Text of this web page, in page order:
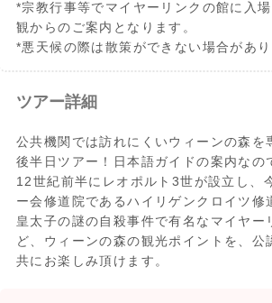
*宗教行事等でマイヤーリンクの館に入
観からのご案内となります。
*悪天候の際は散策ができない場合があり
ツアー詳細
公共機関では訪れにくいウィーンの森を
後半日ツアー！日本語ガイドの案内なの
12世紀前半にレオポルト3世が設立し、
ー会修道院であるハイリゲンクロイツ修
皇太子の謎の自殺事件で有名なマイヤー
ど、ウィーンの森の観光ポイントを、公
共にお楽しみ頂けます。